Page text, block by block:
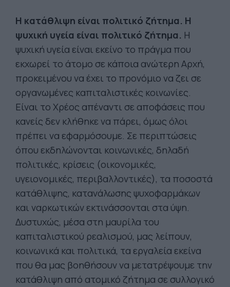
Η κατάθλιψη είναι πολιτικό ζήτημα. Η
ψυχική υγεία είναι πολιτικό ζήτημα. Η
ψυχική υγεία είναι εκείνο το πράγμα που
εκχωρεί το άτομο σε κάποια ανώτερη Αρχή,
προκειμένου να έχει το προνόμιο να ζει σε
οργανωμένες καπιταλιστικές κοινωνίες.
Είναι το Χρέος απέναντι σε αποφάσεις που
κανείς δεν κλήθηκε να πάρει, όμως όλοι
πρέπει να εφαρμόσουμε. Σε περιπτώσεις
όπου εκδηλώνονται κοινωνικές, δηλαδή
πολιτικές, κρίσεις (οικονομικές,
υγειονομικές, περιβαλλοντικές), τα ποσοστά
κατάθλιψης, κατανάλωσης ψυχοφαρμάκων
και ναρκωτικών εκτινάσσονται στα ύψη.
Δυστυχώς, μέσα στη μαυρίλα του
καπιταλιστικού ρεαλισμού, μας λείπουν,
κοινωνικά και πολιτικά, τα εργαλεία εκείνα
που θα μας βοηθήσουν να μετατρέψουμε την
κατάθλιψη από ατομικό ζήτημα σε συλλογικό